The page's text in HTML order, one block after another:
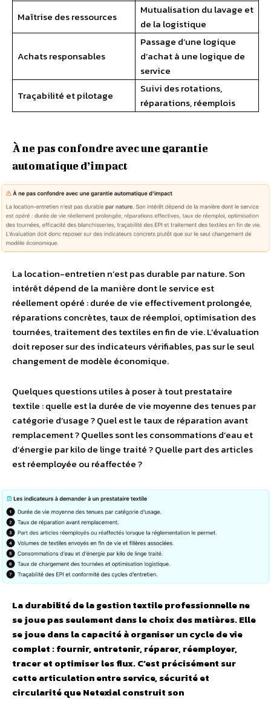
Maîtrise des ressources
Mutualisation du lavage et
de la logistique
Achats responsables
Passage d’une logique
d’achat à une logique de
service
Traçabilité et pilotage
Suivi des rotations,
réparations, réemplois
À ne pas confondre avec une garantie
automatique d’impact
La location-entretien n’est pas durable par nature. Son
intérêt dépend de la manière dont le service est
réellement opéré : durée de vie effectivement prolongée,
réparations concrètes, taux de réemploi, optimisation des
tournées, traitement des textiles en fin de vie. L’évaluation
doit reposer sur des indicateurs vérifiables, pas sur le seul
changement de modèle économique.
Quelques questions utiles à poser à tout prestataire
textile : quelle est la durée de vie moyenne des tenues par
catégorie d’usage ? Quel est le taux de réparation avant
remplacement ? Quelles sont les consommations d’eau et
d’énergie par kilo de linge traité ? Quelle part des articles
est réemployée ou réaffectée ?
La durabilité de la gestion textile professionnelle ne
se joue pas seulement dans le choix des matières. Elle
se joue dans la capacité à organiser un cycle de vie
complet : fournir, entretenir, réparer, réemployer,
tracer et optimiser les flux. C’est précisément sur
cette articulation entre service, sécurité et
circularité que Netexial construit son